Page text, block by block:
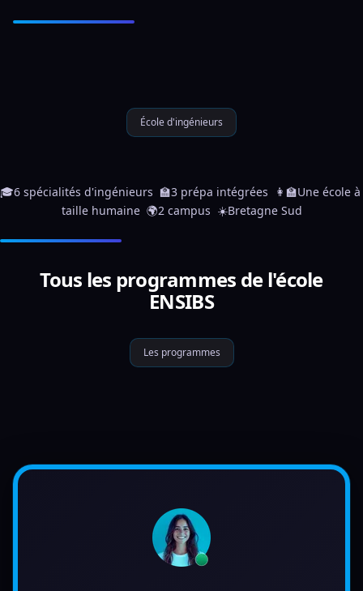
École d'ingénieurs
🎓6 spécialités d'ingénieurs  🏫3 prépa intégrées  👩‍🏫Une école à
taille humaine  🌍2 campus  ☀️Bretagne Sud
Tous les programmes de l'école
ENSIBS
Les programmes